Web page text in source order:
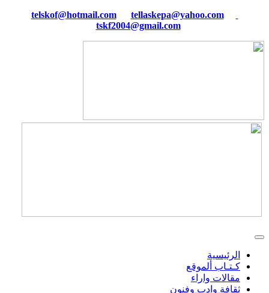
tellaskepa@yahoo.com
tskf2004@gmail.com
الرئيسية
كـتـاب ألموقع
مقالات واراء
ثقافة وادب وفنون